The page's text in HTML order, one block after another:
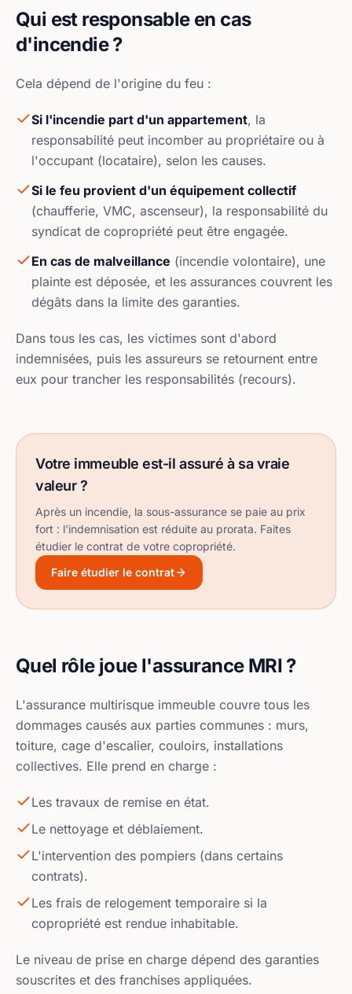
Qui est responsable en cas
d'incendie ?
Cela dépend de l'origine du feu :
Si l'incendie part d'un appartement, la
responsabilité peut incomber au propriétaire ou à
l'occupant (locataire), selon les causes.
Si le feu provient d'un équipement collectif
(chaufferie, VMC, ascenseur), la responsabilité du
syndicat de copropriété peut être engagée.
En cas de malveillance (incendie volontaire), une
plainte est déposée, et les assurances couvrent les
dégâts dans la limite des garanties.
Dans tous les cas, les victimes sont d'abord
indemnisées, puis les assureurs se retournent entre
eux pour trancher les responsabilités (recours).
Votre immeuble est-il assuré à sa vraie
valeur ?
Après un incendie, la sous-assurance se paie au prix
fort : l'indemnisation est réduite au prorata. Faites
étudier le contrat de votre copropriété.
Faire étudier le contrat
Quel rôle joue l'assurance MRI ?
L'assurance multirisque immeuble couvre tous les
dommages causés aux parties communes : murs,
toiture, cage d'escalier, couloirs, installations
collectives. Elle prend en charge :
Les travaux de remise en état.
Le nettoyage et déblaiement.
L'intervention des pompiers (dans certains
contrats).
Les frais de relogement temporaire si la
copropriété est rendue inhabitable.
Le niveau de prise en charge dépend des garanties
souscrites et des franchises appliquées.